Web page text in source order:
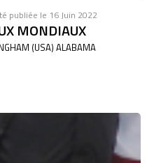
publiée le 16 Juin 2022
MONDIAUX
(USA) ALABAMA